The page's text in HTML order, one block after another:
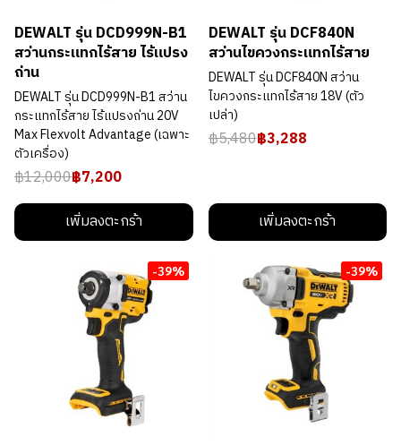
DEWALT รุ่น DCD999N-B1
สว่านกระแทกไร้สาย ไร้แปรง
ถ่าน
DEWALT รุ่น DCD999N-B1 สว่าน
กระแทกไร้สาย ไร้แปรงถ่าน 20V
Max Flexvolt Advantage (เฉพาะ
ตัวเครื่อง)
฿12,000฿7,200
เพิ่มลงตะกร้า
DEWALT รุ่น DCF840N
สว่านไขควงกระแทกไร้สาย
DEWALT รุ่น DCF840N สว่าน
ไขควงกระแทกไร้สาย 18V (ตัว
เปล่า)
฿5,480฿3,288
เพิ่มลงตะกร้า
-39% -39%